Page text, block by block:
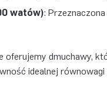
watów):
oferujemy dmuchawy,
idealnej